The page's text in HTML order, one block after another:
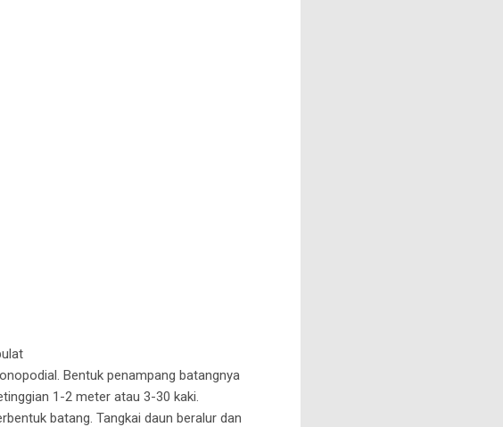
Bentuk penampang batangnya
1-2 meter atau 3-30 kaki.
batang. Tangkai daun beralur dan